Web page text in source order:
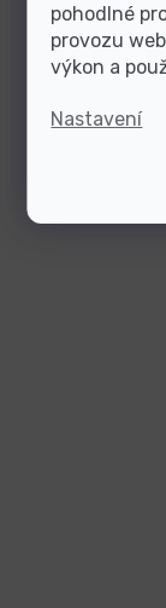
pohodlné
provozu
výkon a
Nastavení